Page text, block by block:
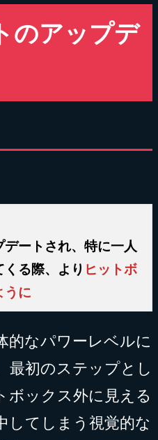
のアップデ
ートされ、特に一人
る際、より ヒットボ
うに
的なパワーレベルに
最初のステップとし
ボックス外に見える
してしまう視覚的な